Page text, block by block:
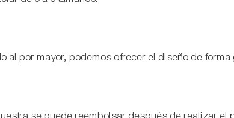
por mayor, podemos ofrecer el diseño de forma